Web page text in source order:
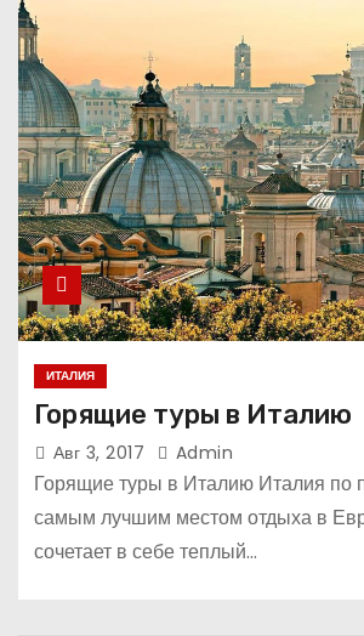
ИТАЛИЯ
Горящие туры в Италию
Авг 3, 2017 Admin
Горящие туры в Италию Италия по
самым лучшим местом отдыха в
сочетает в себе теплый…